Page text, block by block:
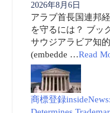
2026年8月6日
アラブ首長国連邦
を守るには？ ブッ
サウジアラビア知
(embedde …Read
商標登録